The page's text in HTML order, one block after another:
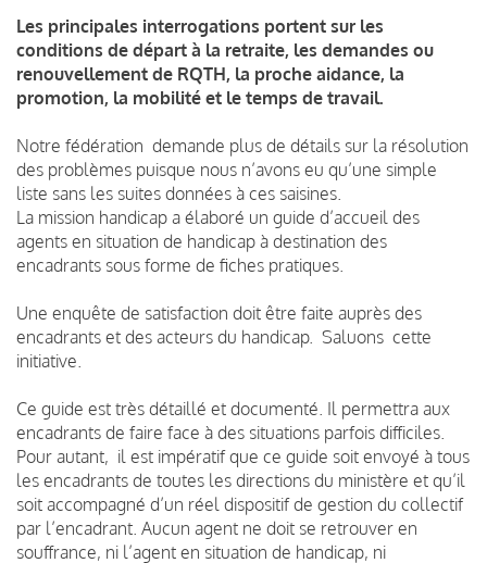
Les principales interrogations portent sur les
conditions de départ à la retraite, les demandes ou
renouvellement de RQTH, la proche aidance, la
promotion, la mobilité et le temps de travail.
Notre fédération demande plus de détails sur la résolution
des problèmes puisque nous n’avons eu qu’une simple
liste sans les suites données à ces saisines.
La mission handicap a élaboré un guide d’accueil des
agents en situation de handicap à destination des
encadrants sous forme de fiches pratiques.
Une enquête de satisfaction doit être faite auprès des
encadrants et des acteurs du handicap. Saluons cette
initiative.
Ce guide est très détaillé et documenté. Il permettra aux
encadrants de faire face à des situations parfois difficiles.
Pour autant, il est impératif que ce guide soit envoyé à tous
les encadrants de toutes les directions du ministère et qu’il
soit accompagné d’un réel dispositif de gestion du collectif
par l’encadrant. Aucun agent ne doit se retrouver en
souffrance, ni l’agent en situation de handicap, ni